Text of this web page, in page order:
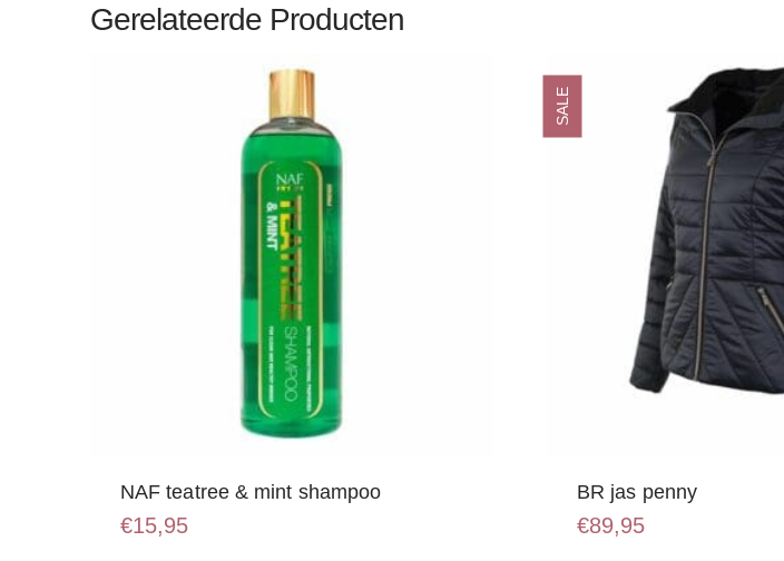
Gerelateerde Producten
NAF teatree & mint shampoo
€15,95
SALE
BR jas penny
€89,95